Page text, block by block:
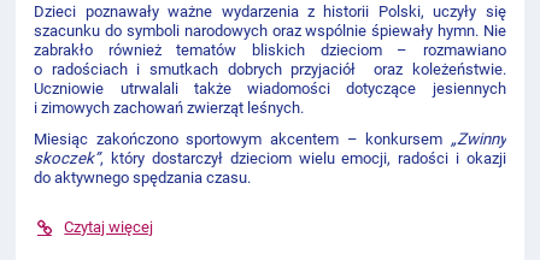
Dzieci poznawały ważne wydarzenia z historii Polski, uczyły się
szacunku do symboli narodowych oraz wspólnie śpiewały hymn. Nie
zabrakło również tematów bliskich dzieciom – rozmawiano
o radościach i smutkach dobrych przyjaciół oraz koleżeństwie.
Uczniowie utrwalali także wiadomości dotyczące jesiennych
i zimowych zachowań zwierząt leśnych.
Miesiąc zakończono sportowym akcentem – konkursem „Zwinny
skoczek”, który dostarczył dzieciom wielu emocji, radości i okazji
do aktywnego spędzania czasu.
Czytaj więcej